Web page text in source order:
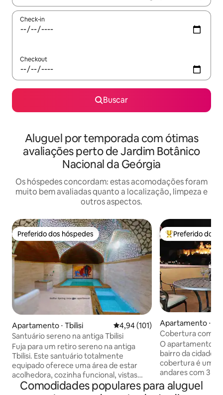
Check-in
Checkout
Buscar
Aluguel por temporada com ótimas
avaliações perto de Jardim Botânico
Nacional da Geórgia
Os hóspedes concordam: estas acomodações foram
muito bem avaliadas quanto a localização, limpeza e
outros aspectos.
Preferido dos hóspedes
Preferido dos hóspedes
Apartamento ⋅ Tbilisi 4,94 de uma avaliação média de
4,94 (101)
Santuário sereno na antiga Tbilisi
Fuja para um retiro sereno na antiga
Tbilisi. Este santuário totalmente
equipado oferece uma área de estar
acolhedora, cozinha funcional, vistas
para o jardim botânico do lounge, quarto
Entre os
Preferido dos
Apartamento ⋅
Cobertura com
O apartamento
bairro da cidade
cobertura é um
andares com 3
que incluem
mais jacuzzi ou
Comodidades populares para aluguel